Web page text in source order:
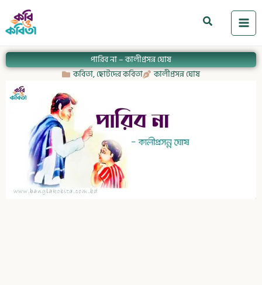
content
Search
পারিব না – কালীপ্রসন্ন ঘোষ
কবিতা,ছোটদের কবিতা কালীপ্রসন্ন ঘোষ